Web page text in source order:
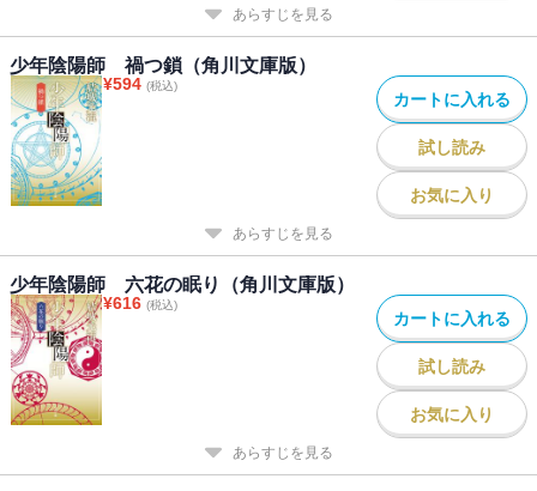
あらすじを見る
少年陰陽師 禍つ鎖（角川文庫版）
¥594 (税込)
カートに入れる
試し読み
お気に入り
あらすじを見る
少年陰陽師 六花の眠り（角川文庫版）
¥616 (税込)
カートに入れる
試し読み
お気に入り
あらすじを見る